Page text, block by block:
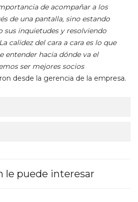
de acompañar a los
de una pantalla, sino estando
sus inquietudes y resolviendo
calidez del cara a cara es lo que
entender hacia dónde va el
ser mejores socios
desde la gerencia de la empresa.
le puede interesar